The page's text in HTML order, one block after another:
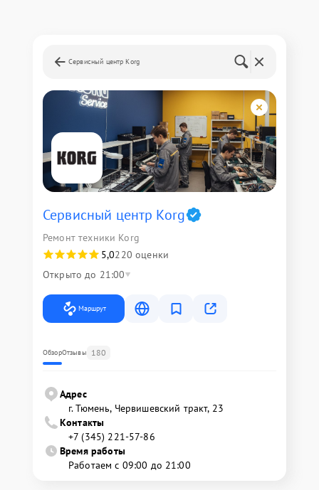
Сервисный центр Korg
Сервисный центр Korg
Ремонт техники Korg
5,0220 оценки
Открыто до 21:00
Маршрут
ОбзорОтзывы 180
Адрес
г. Тюмень, ​Червишевский тракт, 23
Контакты
+7 (345) 221-57-86
Время работы
Работаем с 09:00 до 21:00